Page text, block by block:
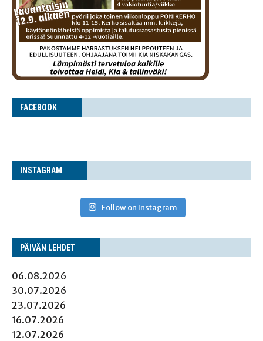
FACE­BOOK
INS­TA­GRAM
Follow on Instagram
PÄI­VÄN LEHDET
06.08.2026
30.07.2026
23.07.2026
16.07.2026
12.07.2026